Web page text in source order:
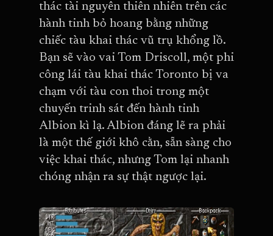
thác tài nguyên thiên nhiên trên các
hành tinh bỏ hoang bằng những
chiếc tàu khai thác vũ trụ khổng lồ.
Bạn sẽ vào vai Tom Driscoll, một phi
công lái tàu khai thác Toronto bị va
chạm với tàu con thoi trong một
chuyến trinh sát đến hành tinh
Albion kì lạ. Albion đáng lẽ ra phải
là một thế giới khô cằn, sẵn sàng cho
việc khai thác, nhưng Tom lại nhanh
chóng nhận ra sự thật ngược lại.